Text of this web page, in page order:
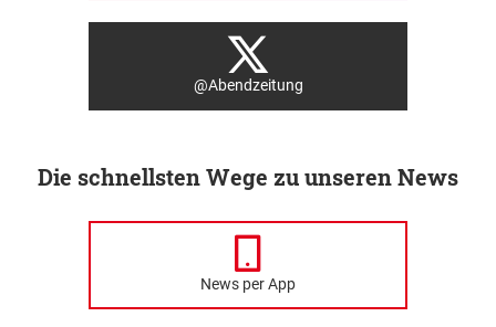
@Abendzeitung
Die schnellsten Wege zu unseren News
News per App